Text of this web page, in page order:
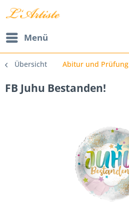
Menü
Übersicht Abitur und Prüfung
FB Juhu Bestanden!